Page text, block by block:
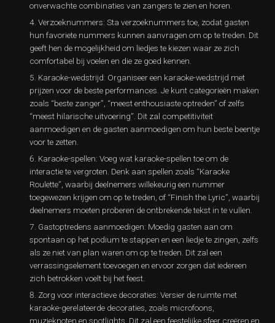
onverwachte combinaties van zangers te zien en horen.
Verzoeknummers: Sta verzoeknummers toe, zodat gasten
hun favoriete nummers kunnen aanvragen om op te treden. Dit
geeft hen de mogelijkheid om liedjes te kiezen waar ze zich
comfortabel bij voelen en die ze goed kennen.
Karaoke-wedstrijd: Organiseer een karaoke-wedstrijd met
prijzen voor de beste performances. Je kunt categorieën maken
zoals “beste zanger”, “meest enthousiaste optreden” of zelfs
“meest hilarische uitvoering”. Dit zal competitiviteit
aanmoedigen en de gasten aanmoedigen om hun beste beentje
voor te zetten.
Karaoke-spellen: Voeg wat karaoke-spellen toe om de
interactie te vergroten. Denk aan spellen zoals “Karaoke
Roulette”, waarbij deelnemers willekeurig een nummer
toegewezen krijgen om op te treden, of “Finish the Lyric”, waarbij
deelnemers moeten proberen de ontbrekende tekst in te vullen.
Gastoptredens aanmoedigen: Moedig gasten aan om
spontaan op het podium te stappen en een liedje te zingen, zelfs
als ze niet van plan waren om op te treden. Dit zal een
verrassingselement toevoegen en ervoor zorgen dat iedereen
zich betrokken voelt bij het feest.
Zorg voor interactieve decoraties: Versier de ruimte met
karaoke-gerelateerde decoraties, zoals microfoons,
muzieknoten en spotlights. Dit zal een feestelijke sfeer creëren en